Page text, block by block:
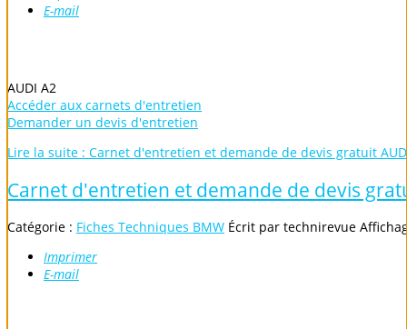
E-mail
AUDI A2
Accéder aux carnets d'entretien
Demander un devis d'entretien
Lire la suite : Carnet d'entretien et demande de devis gratuit
Carnet d'entretien et demande de devis
Catégorie : Fiches Techniques BMW Écrit par technirevue
Imprimer
E-mail